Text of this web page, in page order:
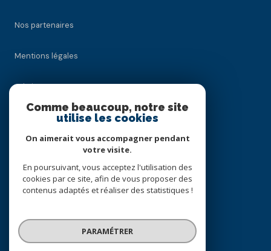
Nos partenaires
Mentions légales
Admin
Nos honoraires
Cookies
© 2026 | Tous droits réservés
Comme beaucoup, notre site
utilise les cookies
On aimerait vous accompagner pendant
votre visite.
En poursuivant, vous acceptez l'utilisation des
cookies par ce site, afin de vous proposer des
contenus adaptés et réaliser des statistiques !
PARAMÉTRER